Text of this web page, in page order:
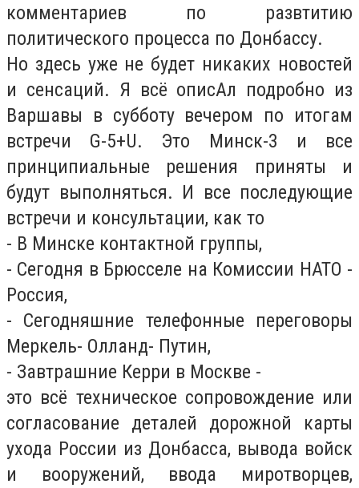
комментариев по развтитию
политического процесса по Донбассу.
Но здесь уже не будет никаких новостей
и сенсаций. Я всё описАл подробно из
Варшавы в субботу вечером по итогам
встречи G-5+U. Это Минск-3 и все
принципиальные решения приняты и
будут выполняться. И все последующие
встречи и консультации, как то
- В Минске контактной группы,
- Сегодня в Брюсселе на Комиссии НАТО -
Россия,
- Сегодняшние телефонные переговоры
Меркель- Олланд- Путин,
- Завтрашние Керри в Москве -
это всё техническое сопровождение или
согласование деталей дорожной карты
ухода России из Донбасса, вывода войск
и вооружений, ввода миротворцев,